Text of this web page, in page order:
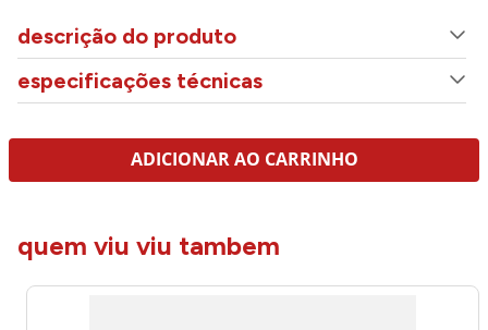
descrição do produto
especificações técnicas
ADICIONAR AO CARRINHO
quem viu viu tambem